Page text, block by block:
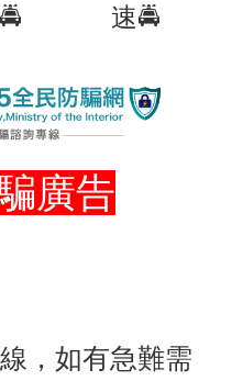
速🚔
廣告
，如有急難需